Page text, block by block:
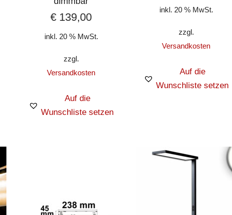
€ 139,00
inkl. 20 % MwSt.
zzgl.
Versandkosten
Auf die
Wunschliste setzen
inkl. 20 % MwSt.
zzgl.
Versandkosten
Auf die
Wunschliste setzen